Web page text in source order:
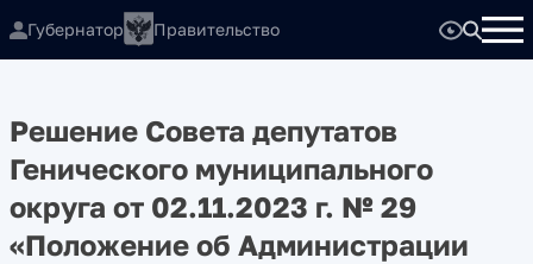
Губернатор Правительство
Решение Совета депутатов
Генического муниципального
округа от 02.11.2023 г. № 29
«Положение об Администрации